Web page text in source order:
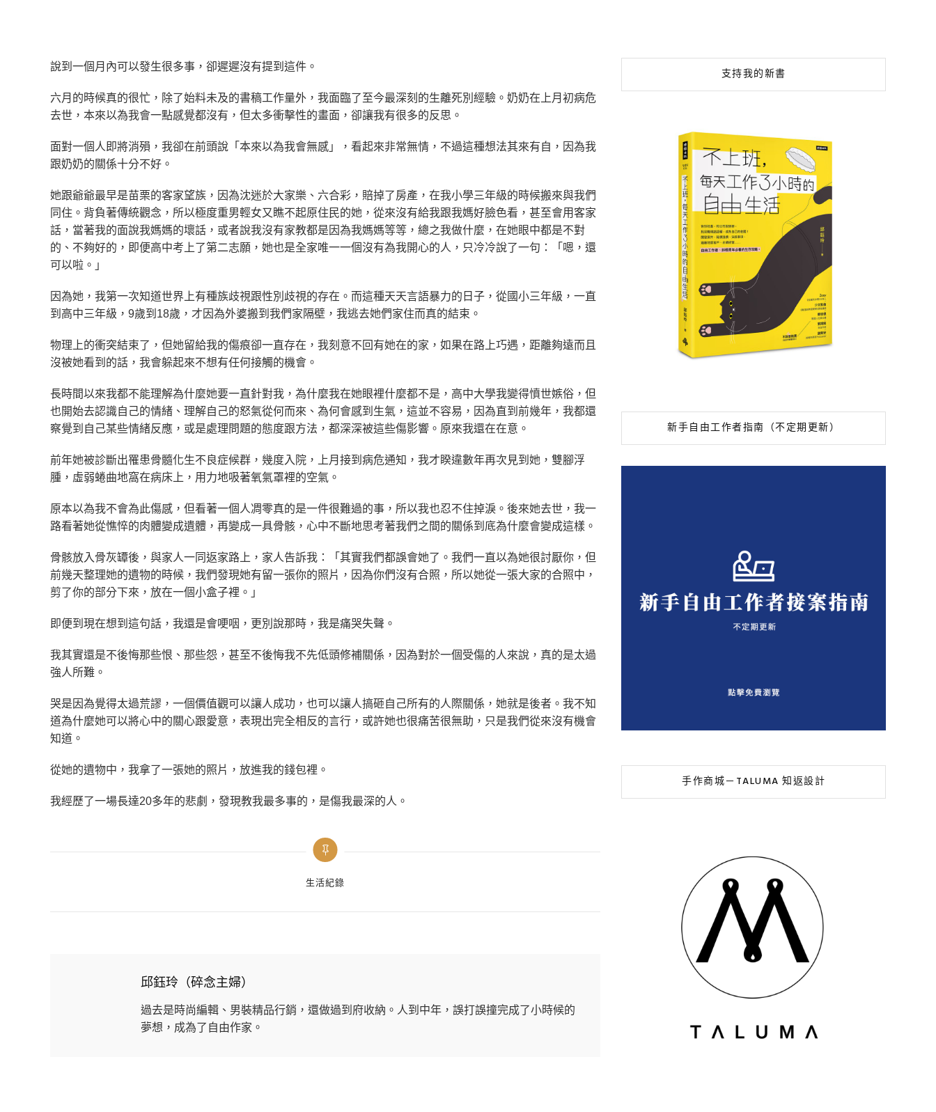
說到一個月內可以發生很多事，卻遲遲沒有提到這件。
六月的時候真的很忙，除了始料未及的書稿工作量外，我面臨了至今最深刻的生離死別經驗。奶奶在上月初病危
去世，本來以為我會一點感覺都沒有，但太多衝擊性的畫面，卻讓我有很多的反思。
面對一個人即將消殞，我卻在前頭說「本來以為我會無感」，看起來非常無情，不過這種想法其來有自，因為我
跟奶奶的關係十分不好。
她跟爺爺最早是苗栗的客家望族，因為沈迷於大家樂、六合彩，賠掉了房產，在我小學三年級的時候搬來與我們
同住。背負著傳統觀念，所以極度重男輕女又瞧不起原住民的她，從來沒有給我跟我媽好臉色看，甚至會用客家
話，當著我的面說我媽媽的壞話，或者說我沒有家教都是因為我媽媽等等，總之我做什麼，在她眼中都是不對
的、不夠好的，即便高中考上了第二志願，她也是全家唯一一個沒有為我開心的人，只冷冷說了一句：「嗯，還
可以啦。」
因為她，我第一次知道世界上有種族歧視跟性別歧視的存在。而這種天天言語暴力的日子，從國小三年級，一直
到高中三年級，9歲到18歲，才因為外婆搬到我們家隔壁，我逃去她們家住而真的結束。
物理上的衝突結束了，但她留給我的傷痕卻一直存在，我刻意不回有她在的家，如果在路上巧遇，距離夠遠而且
沒被她看到的話，我會躲起來不想有任何接觸的機會。
長時間以來我都不能理解為什麼她要一直針對我，為什麼我在她眼裡什麼都不是，高中大學我變得憤世嫉俗，但
也開始去認識自己的情緒、理解自己的怒氣從何而來、為何會感到生氣，這並不容易，因為直到前幾年，我都還
察覺到自己某些情緒反應，或是處理問題的態度跟方法，都深深被這些傷影響。原來我還在在意。
前年她被診斷出罹患骨髓化生不良症候群，幾度入院，上月接到病危通知，我才睽違數年再次見到她，雙腳浮
腫，虛弱蜷曲地窩在病床上，用力地吸著氧氣罩裡的空氣。
原本以為我不會為此傷感，但看著一個人凋零真的是一件很難過的事，所以我也忍不住掉淚。後來她去世，我一
路看著她從憔悴的肉體變成遺體，再變成一具骨骸，心中不斷地思考著我們之間的關係到底為什麼會變成這樣。
骨骸放入骨灰罈後，與家人一同返家路上，家人告訴我：「其實我們都誤會她了。我們一直以為她很討厭你，但
前幾天整理她的遺物的時候，我們發現她有留一張你的照片，因為你們沒有合照，所以她從一張大家的合照中，
剪了你的部分下來，放在一個小盒子裡。」
即便到現在想到這句話，我還是會哽咽，更別說那時，我是痛哭失聲。
我其實還是不後悔那些恨、那些怨，甚至不後悔我不先低頭修補關係，因為對於一個受傷的人來說，真的是太過
強人所難。
哭是因為覺得太過荒謬，一個價值觀可以讓人成功，也可以讓人搞砸自己所有的人際關係，她就是後者。我不知
道為什麼她可以將心中的關心跟愛意，表現出完全相反的言行，或許她也很痛苦很無助，只是我們從來沒有機會
知道。
從她的遺物中，我拿了一張她的照片，放進我的錢包裡。
我經歷了一場長達20多年的悲劇，發現教我最多事的，是傷我最深的人。
Categories
生活紀錄
邱鈺玲（碎念主婦）
過去是時尚編輯、男裝精品行銷，還做過到府收納。人到中年，誤打誤撞完成了小時候的
夢想，成為了自由作家。
支持我的新書
新手自由工作者指南（不定期更新）
手作商城－TALUMA 知返設計